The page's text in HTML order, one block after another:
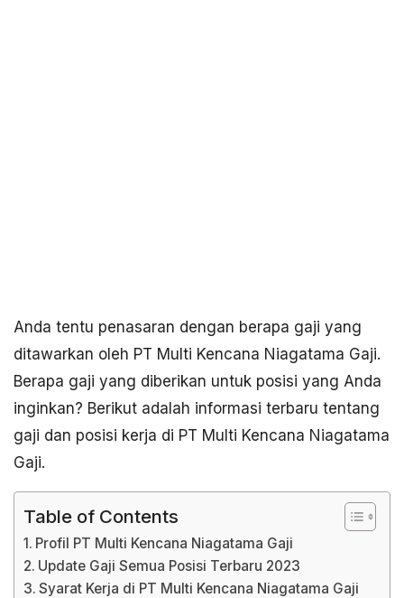
Anda tentu penasaran dengan berapa gaji yang
ditawarkan oleh PT Multi Kencana Niagatama Gaji.
Berapa gaji yang diberikan untuk posisi yang Anda
inginkan? Berikut adalah informasi terbaru tentang
gaji dan posisi kerja di PT Multi Kencana Niagatama
Gaji.
Table of Contents
Profil PT Multi Kencana Niagatama Gaji
Update Gaji Semua Posisi Terbaru 2023
Syarat Kerja di PT Multi Kencana Niagatama Gaji